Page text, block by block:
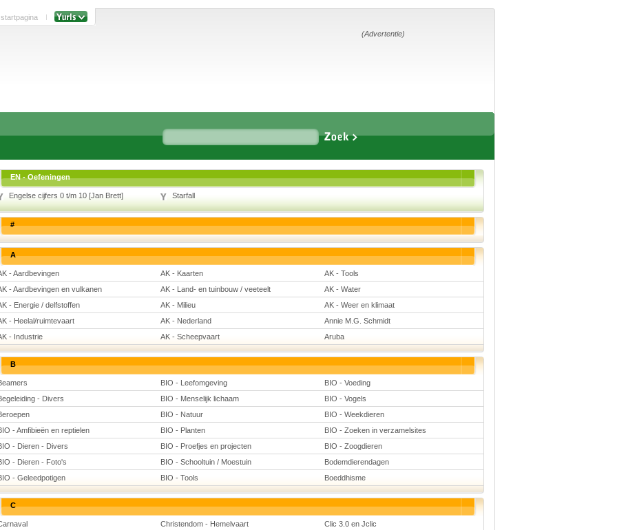
(Advertentie)
EN - Oefeningen
Engelse cijfers 0 t/m 10 [Jan Brett] Starfall
#
A
- Aardbevingen AK - Kaarten
AK - Tools
- Aardbevingen en vulkanen
AK - Land- en tuinbouw / veeteelt
AK - Water
- Energie / delfstoffen
AK - Milieu
AK - Weer en klimaat
- Heelal/ruimtevaart
AK - Nederland
Annie M.G. Schmidt
- Industrie
AK - Scheepvaart Aruba
B
BIO - Leefomgeving
BIO - Voeding
- Divers
BIO - Menselijk lichaam
BIO - Vogels
BIO - Natuur
BIO - Weekdieren
- Amfibieën en reptielen
BIO - Planten
BIO - Zoeken in verzamelsites
- Dieren - Divers
BIO - Proefjes en projecten
BIO - Zoogdieren
- Dieren - Foto's
BIO - Schooltuin / Moestuin
Bodemdierendagen
- Geleedpotigen
BIO - Tools Boeddhisme
C
Christendom - Hemelvaart
Clic 3.0 en Jclic